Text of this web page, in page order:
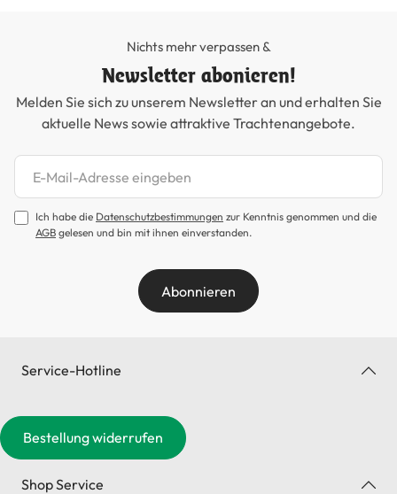
Nichts mehr verpassen &
Newsletter abonieren!
Melden Sie sich zu unserem Newsletter an und erhalten Sie
aktuelle News sowie attraktive Trachtenangebote.
Newsletter abonnieren
Ich habe die Datenschutzbestimmungen zur Kenntnis genommen und die
AGB gelesen und bin mit ihnen einverstanden.
Abonnieren
Service-Hotline
Bestellung widerrufen
Shop Service